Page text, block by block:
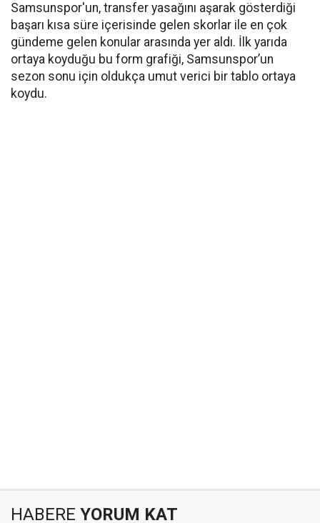
Samsunspor'un, transfer yasağını aşarak gösterdiği
başarı kısa süre içerisinde gelen skorlar ile en çok
gündeme gelen konular arasında yer aldı. İlk yarıda
ortaya koyduğu bu form grafiği, Samsunspor’un
sezon sonu için oldukça umut verici bir tablo ortaya
koydu.
HABERE YORUM KAT